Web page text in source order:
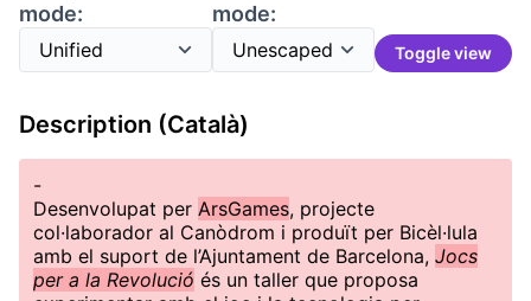
mode:
mode:
Toggle view
Description (Català)
-
Desenvolupat per ArsGames, projecte
col·laborador al Canòdrom i produït per Bicèl·lula
amb el suport de l’Ajuntament de Barcelona, Jocs
per a la Revolució és un taller que proposa